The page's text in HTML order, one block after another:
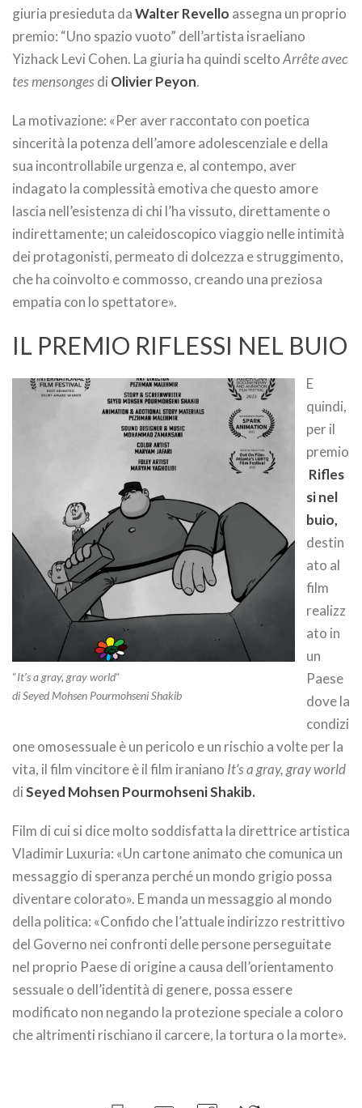
giuria presieduta daWalter Revello assegna un proprio
premio: “Uno spazio vuoto” dell’artista israeliano
Yizhack Levi Cohen. La giuria ha quindi sceltoArrête avec
tes mensongesdi Olivier Peyon.
La motivazione: «Per aver raccontato con poetica
sincerità la potenza dell’amore adolescenziale e della
sua incontrollabile urgenza e, al contempo, aver
indagato la complessità emotiva che questo amore
lascia nell’esistenza di chi l’ha vissuto, direttamente o
indirettamente; un caleidoscopico viaggio nelle intimità
dei protagonisti, permeato di dolcezza e struggimento,
che ha coinvolto e commosso, creando una preziosa
empatia con lo spettatore».
IL PREMIO RIFLESSI NEL BUIO
“It’s a gray, gray world“
di Seyed Mohsen Pourmohseni Shakib
E
quindi,
per il
premio
Rifles
si nel
buio,
destin
ato al
film
realizz
ato in
un
Paese
dove la
condizi
one omosessuale è un pericolo e un rischio a volte per la
vita, il film vincitore è il film iraniano It’s a gray, gray world
diSeyed Mohsen Pourmohseni Shakib.
Film di cui si dice molto soddisfatta la direttrice artistica
Vladimir Luxuria: «Un cartone animato che comunica un
messaggio di speranza perché un mondo grigio possa
diventare colorato». E manda un messaggio al mondo
della politica: «Confido che l’attuale indirizzo restrittivo
del Governo nei confronti delle persone perseguitate
nel proprio Paese di origine a causa dell’orientamento
sessuale o dell’identità di genere, possa essere
modificato non negando la protezione speciale a coloro
che altrimenti rischiano il carcere, la tortura o la morte».